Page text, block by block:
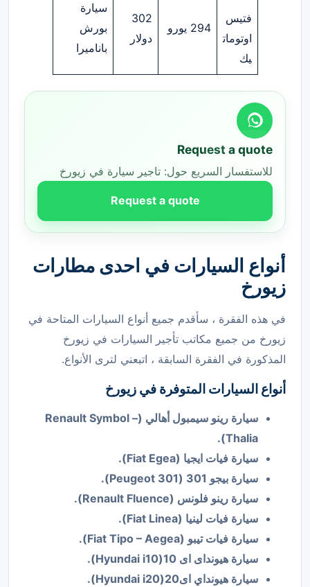
فتيس
اوتومات
يك
294 يورو
302
دولار
سيارة
بورش
باناميرا
Request a quote
للاستفسار السريع حول: تاجير سيارة في زيورخ
Request a quote
أنواع السيارات في احدى مطارات
زيورخ
في هذه الفقرة ، سأقدم جميع أنواع السيارات المتاحة في
زيورخ من جميع مكاتب تأجير السيارات في زيورخ
المذكورة في الفقرة السابقة ، اتبعني لترى الأنواع.
أنواع السيارات المتوفرة في زيورخ
سيارة رينو سيمبول أهالي (Renault Symbol –
Thalia).
سيارة فيات ايجيا (Fiat Egea).
سيارة بيجو 301 (Peugeot 301).
سيارة رينو فلونس (Renault Fluence).
سيارة فيات لينيا (Fiat Linea).
سيارة فيات تيبو (Fiat Tipo – Aegea).
سيارة هيونداى اى 10(Hyundai i10).
سيارة هيونداي اى20(Hyundai i20).